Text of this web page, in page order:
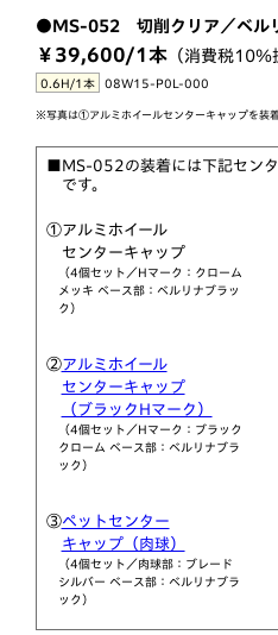
●MS-052 切削クリア／ベル
￥39,600/1本（消費税10％
0.6H/1本 08W15-P0L-000
※写真は①アルミホイールセンターキャップを装着
■MS-052の装着には下記セン
です。
①アルミホイール
センターキャップ
（4個セット／Hマーク：クローム
メッキ ベース部：ベルリナブラッ
ク）
②アルミホイール
センターキャップ
（ブラックHマーク）
（4個セット／Hマーク：ブラック
クローム ベース部：ベルリナブラ
ック）
③ペットセンター
キャップ（肉球）
（4個セット／肉球部：ブレード
シルバー ベース部：ベルリナブラ
ック）